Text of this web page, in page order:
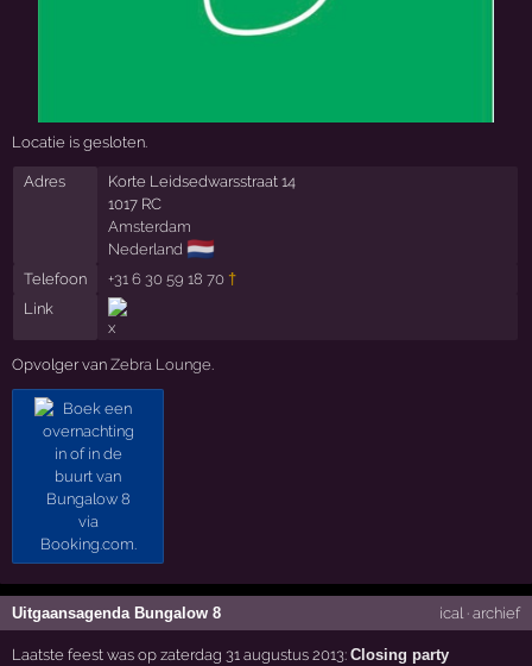
Locatie is gesloten.
Adres
Korte Leidsedwarsstraat 14
1017 RC
Amsterdam
Nederland 🇳🇱
Telefoon +31 6 30 59 18 70 †
Link
Opvolger vanZebra Lounge.
Uitgaansagenda Bungalow 8 ical· archief
Laatste feest was op zaterdag 31 augustus 2013:Closing party